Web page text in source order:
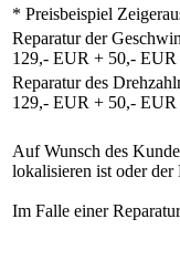
* Preisbeispiel
Reparatur der
129,- EUR + 50,- EUR
Reparatur des
129,- EUR + 50,-
Auf Wunsch des
lokalisieren ist oder
Im Falle einer